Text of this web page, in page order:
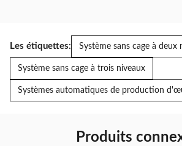
Les étiquettes: Système sans cage à deux
Système sans cage à trois niveaux
Systèmes automatiques de production
Produits